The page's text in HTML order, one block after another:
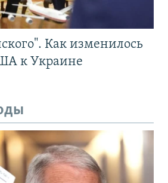
Как изменилось
к Украине